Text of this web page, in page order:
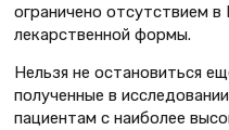
ограничено отсутствием
лекарственной формы.
Нельзя не остановиться
полученные в
пациентам с наиболее